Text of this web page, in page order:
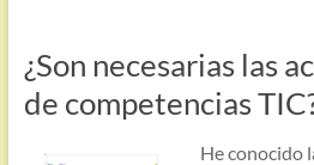
¿Son necesarias las
de competencias
He conocido